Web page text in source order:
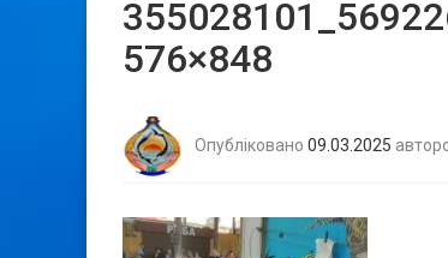
576×848
Опубліковано 09.03.2025